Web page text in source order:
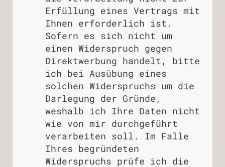
Erfüllung eines Vertrags mit
Ihnen erforderlich ist.
Sofern es sich nicht um
einen Widerspruch gegen
Direktwerbung handelt, bitte
ich bei Ausübung eines
solchen Widerspruchs um die
Darlegung der Gründe,
weshalb ich Ihre Daten nicht
wie von mir durchgeführt
verarbeiten soll. Im Falle
Ihres begründeten
Widerspruchs prüfe ich die